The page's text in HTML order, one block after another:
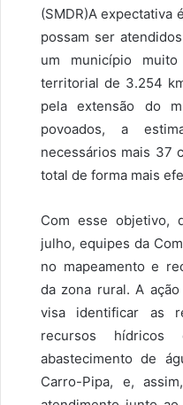
(SMDR)A expectativa
possam ser
um município
territorial de 3.254
pela extensão do
povoados, a
necessários mais 37
total de forma mais
Com esse objetivo,
julho, equipes da
no mapeamento e
da zona rural. A
visa identificar as
recursos
abastecimento de
Carro-Pipa, e,